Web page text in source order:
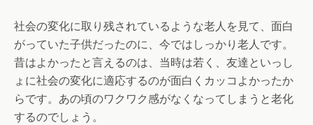
社会の変化に取り残されているような老人を見て、面白
がっていた子供だったのに、今ではしっかり老人です。
昔はよかったと言えるのは、当時は若く、友達といっし
ょに社会の変化に適応するのが面白くカッコよかったか
らです。あの頃のワクワク感がなくなってしまうと老化
するのでしょう。